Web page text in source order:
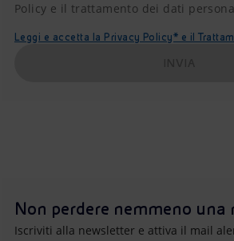
Policy e il trattamento dei dati
Leggi e accetta la Privacy Policy* e il
Non perdere nemmeno una
Iscriviti alla newsletter e attiva il mail